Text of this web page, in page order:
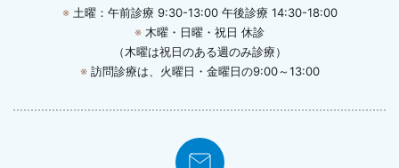
※土曜：午前診療 9:30-13:00 午後診療 14:30-18:00
※ 木曜・日曜・祝日 休診
（木曜は祝日のある週のみ診療）
※訪問診療は、火曜日・金曜日の9:00～13:00